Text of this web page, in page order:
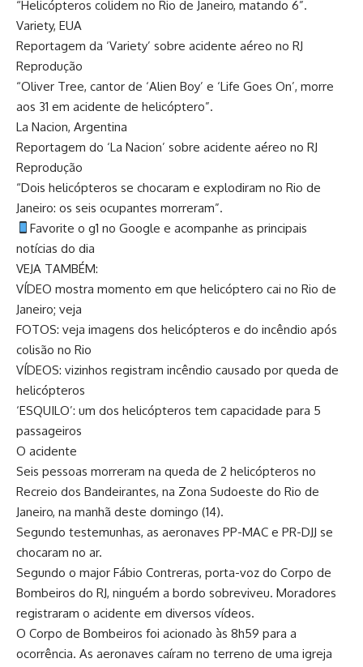
“Helicópteros colidem no Rio de Janeiro, matando 6”.
Variety, EUA
Reportagem da ‘Variety’ sobre acidente aéreo no RJ
Reprodução
“Oliver Tree, cantor de ‘Alien Boy’ e ‘Life Goes On’, morre
aos 31 em acidente de helicóptero”.
La Nacion, Argentina
Reportagem do ‘La Nacion’ sobre acidente aéreo no RJ
Reprodução
“Dois helicópteros se chocaram e explodiram no Rio de
Janeiro: os seis ocupantes morreram”.
Favorite o g1 no Google e acompanhe as principais
notícias do dia
VEJA TAMBÉM:
VÍDEO mostra momento em que helicóptero cai no Rio de
Janeiro; veja
FOTOS: veja imagens dos helicópteros e do incêndio após
colisão no Rio
VÍDEOS: vizinhos registram incêndio causado por queda de
helicópteros
‘ESQUILO’: um dos helicópteros tem capacidade para 5
passageiros
O acidente
Seis pessoas morreram na queda de 2 helicópteros no
Recreio dos Bandeirantes, na Zona Sudoeste do Rio de
Janeiro, na manhã deste domingo (14).
Segundo testemunhas, as aeronaves PP-MAC e PR-DJJ se
chocaram no ar.
Segundo o major Fábio Contreras, porta-voz do Corpo de
Bombeiros do RJ, ninguém a bordo sobreviveu. Moradores
registraram o acidente em diversos vídeos.
O Corpo de Bombeiros foi acionado às 8h59 para a
ocorrência. As aeronaves caíram no terreno de uma igreja